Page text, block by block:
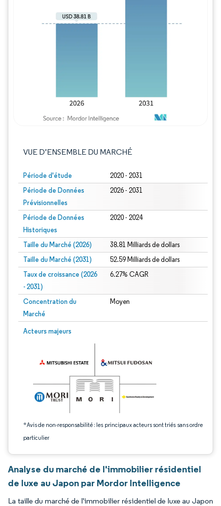
VUE D’ENSEMBLE DU MARCHÉ
Période d'étude 2020 - 2031
Période de Données
Prévisionnelles
2026 - 2031
Période de Données
Historiques
2020 - 2024
Taille du Marché (2026) 38.81 Milliards de dollars
Taille du Marché (2031) 52.59 Milliards de dollars
Taux de croissance (2026
- 2031)
6.27% CAGR
Concentration du
Marché
Moyen
Acteurs majeurs
*Avis de non-responsabilité : les principaux acteurs sont triés sans ordre
particulier
Image © Mordor Intelligence. La réutilisation nécessite une attribution sous CC
Analyse du marché de l'immobilier résidentiel
de luxe au Japon par Mordor Intelligence
La taille du marché de l'immobilier résidentiel de luxe au Japon